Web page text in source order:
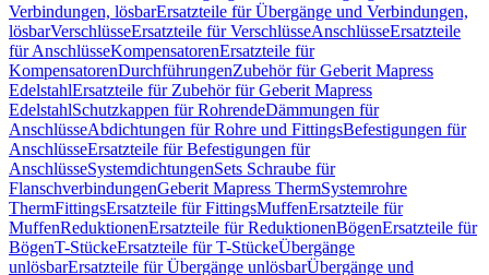
Verbindungen, lösbarErsatzteile für Übergänge und Verbindungen,
lösbarVerschlüsseErsatzteile für VerschlüsseAnschlüsseErsatzteile
für AnschlüsseKompensatorenErsatzteile für
KompensatorenDurchführungenZubehör für Geberit Mapress
EdelstahlErsatzteile für Zubehör für Geberit Mapress
EdelstahlSchutzkappen für RohrendeDämmungen für
AnschlüsseAbdichtungen für Rohre und FittingsBefestigungen für
AnschlüsseErsatzteile für Befestigungen für
AnschlüsseSystemdichtungenSets Schraube für
FlanschverbindungenGeberit Mapress ThermSystemrohre
ThermFittingsErsatzteile für FittingsMuffenErsatzteile für
MuffenReduktionenErsatzteile für ReduktionenBögenErsatzteile für
BögenT-StückeErsatzteile für T-StückeÜbergänge
unlösbarErsatzteile für Übergänge unlösbarÜbergänge und